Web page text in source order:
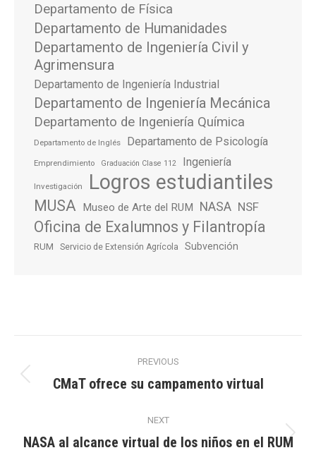
Departamento de Física
Departamento de Humanidades
Departamento de Ingeniería Civil y
Agrimensura
Departamento de Ingeniería Industrial
Departamento de Ingeniería Mecánica
Departamento de Ingeniería Química
Departamento de Inglés Departamento de Psicología
Emprendimiento Graduación Clase 112 Ingeniería
Investigación Logros estudiantiles
MUSA Museo de Arte del RUM NASA NSF
Oficina de Exalumnos y Filantropía
RUM Servicio de Extensión Agrícola Subvención
navigation
PREVIOUS
Previous
CMaT ofrece su campamento virtual
NEXT
Next
NASA al alcance virtual de los niños en el RUM